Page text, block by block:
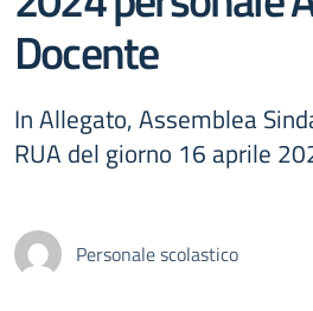
Docente
In Allegato, Assemblea
RUA del giorno 16 aprile
Personale scolastico